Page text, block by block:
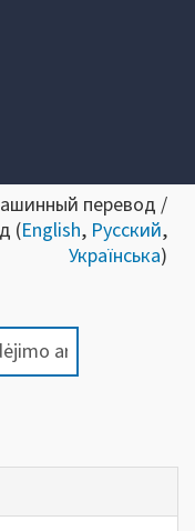
перевод /
(English, Русский,
Українська)